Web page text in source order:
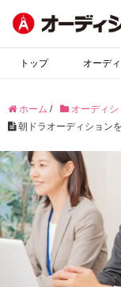
トップ オーデ
ホーム / オーディ
朝ドラオーディション